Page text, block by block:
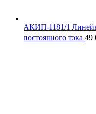
АКИП-1181/1
постоянного тока 49